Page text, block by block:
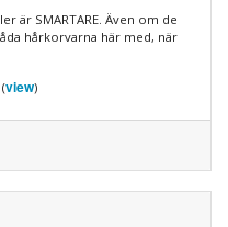
är SMARTARE. Även om de
hårkorvarna här med, när
view)